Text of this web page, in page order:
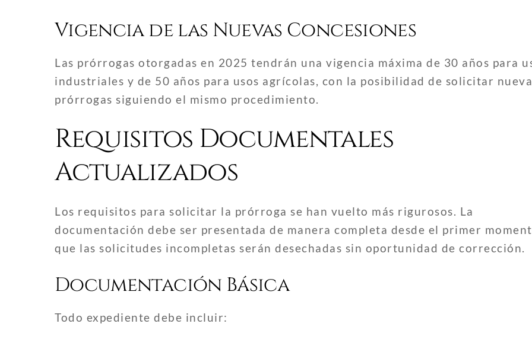
Vigencia de las Nuevas Concesiones
Las prórrogas otorgadas en 2025 tendrán una vigencia máxima de 30 años para
industriales y de 50 años para usos agrícolas, con la posibilidad de solicitar
prórrogas siguiendo el mismo procedimiento.
Requisitos Documentales
Actualizados
Los requisitos para solicitar la prórroga se han vuelto más rigurosos. La
documentación debe ser presentada de manera completa desde el primer
que las solicitudes incompletas serán desechadas sin oportunidad de corrección.
Documentación Básica
Todo expediente debe incluir: